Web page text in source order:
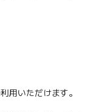
用いただけます。